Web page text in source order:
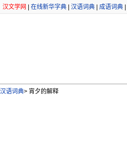
汉文学网 在线新华字典 汉语词典 成语词典
汉语词典> 宵夕的解释